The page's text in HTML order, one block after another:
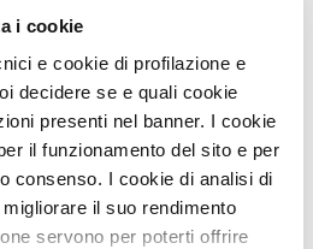
i cookie
e cookie di profilazione e
decidere se e quali cookie
presenti nel banner. I cookie
il funzionamento del sito e per
consenso. I cookie di analisi di
il suo rendimento
servono per poterti offrire